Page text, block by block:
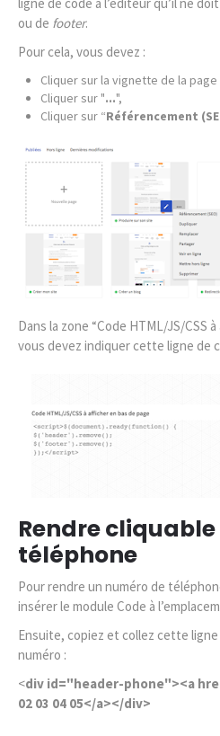
ou de footer.
Pour cela, vous devez :
Cliquer sur la vignette de la
Cliquer sur "...",
Cliquer sur “Référencement
Dans la zone “Code HTML/JS/CSS
vous devez indiquer cette ligne de
Rendre
téléphone
Pour rendre un numéro de
insérer le module Code à
Ensuite, copiez et collez cette
numéro :
<div id="header-phone"><a
02 03 04 05</a></div>